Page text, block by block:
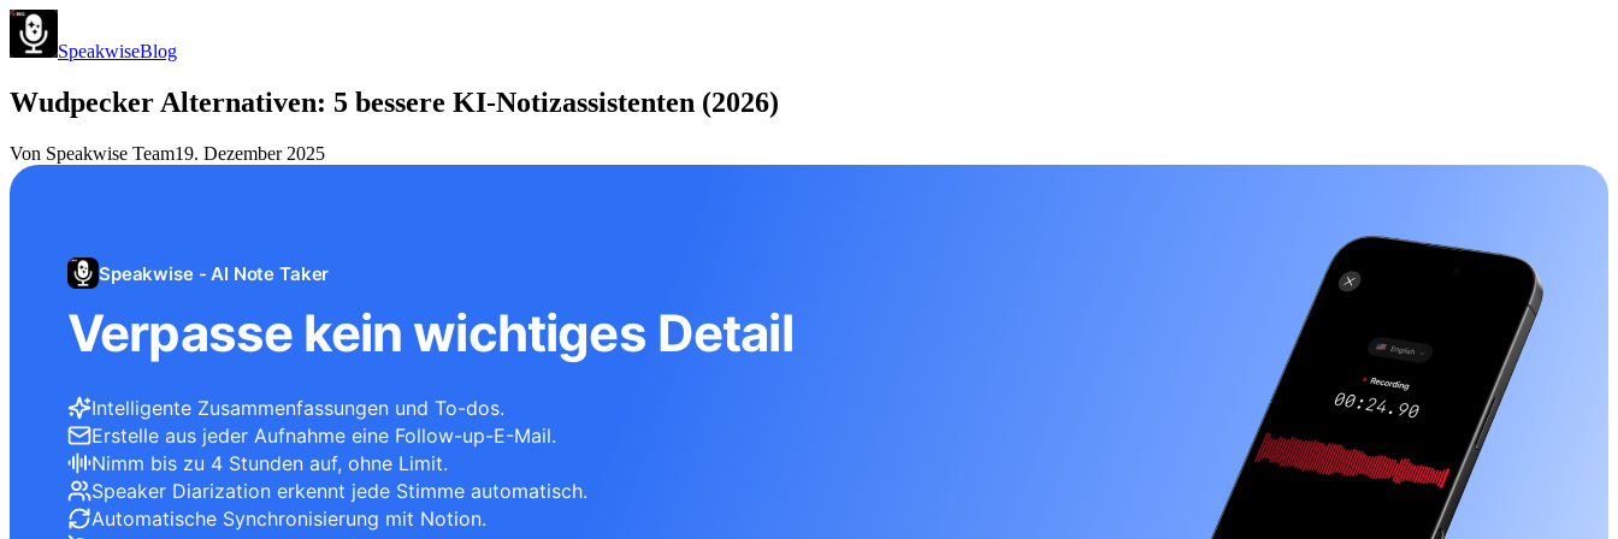
SpeakwiseBlog
Wudpecker Alternativen: 5 bessere KI-Notizassistenten (2026)
Von Speakwise Team19. Dezember 2025
Speakwise - AI Note Taker
Verpasse kein wichtiges Detail
Intelligente Zusammenfassungen und To-dos.
Erstelle aus jeder Aufnahme eine Follow-up-E-Mail.
Nimm bis zu 4 Stunden auf, ohne Limit.
Speaker Diarization erkennt jede Stimme automatisch.
Automatische Synchronisierung mit Notion.